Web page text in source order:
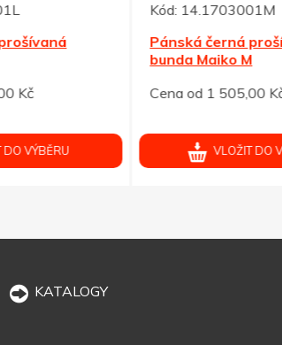
14.1703001M
Pánská černá prošívaná
bunda Maiko M
Cena od 1 505,00 Kč
VLOŽIT DO VÝBĚRU
KATALOGY